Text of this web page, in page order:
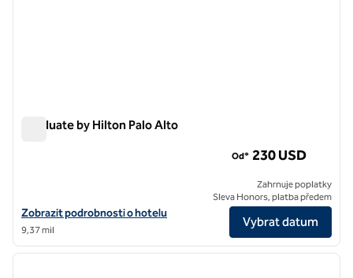
Graduate by Hilton Palo Alto
Zobrazit podrobnosti o hotelu pro Graduate by Hilton Palo Alto
Zobrazit podrobnosti o hotelu
9,37 mil
Od* 230 USD
Zahrnuje poplatky
Sleva Honors, platba předem
Vybrat datum
1/11
1 z 11
další